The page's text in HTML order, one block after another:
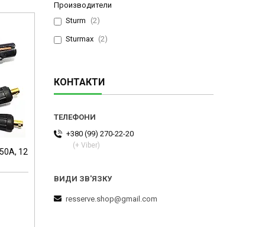
12
Производители
Sturm
2
Sturmax 2
КОНТАКТИ
+380 (99) 270-22-20
(+ Viber)
resserve.shop@gmail.com